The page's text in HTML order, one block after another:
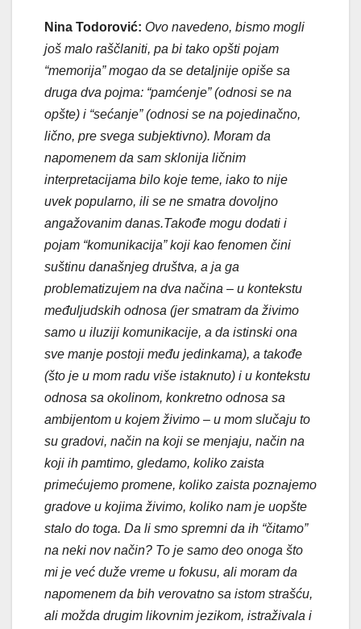
Nina Todorović: Ovo navedeno, bismo mogli
još malo raščlaniti, pa bi tako opšti pojam
“memorija” mogao da se detaljnije opiše sa
druga dva pojma: “pamćenje” (odnosi se na
opšte) i “sećanje” (odnosi se na pojedinačno,
lično, pre svega subjektivno). Moram da
napomenem da sam sklonija ličnim
interpretacijama bilo koje teme, iako to nije
uvek popularno, ili se ne smatra dovoljno
angažovanim danas.Takođe mogu dodati i
pojam “komunikacija” koji kao fenomen čini
suštinu današnjeg društva, a ja ga
problematizujem na dva načina – u kontekstu
međuljudskih odnosa (jer smatram da živimo
samo u iluziji komunikacije, a da istinski ona
sve manje postoji među jedinkama), a takođe
(što je u mom radu više istaknuto) i u kontekstu
odnosa sa okolinom, konkretno odnosa sa
ambijentom u kojem živimo – u mom slučaju to
su gradovi, način na koji se menjaju, način na
koji ih pamtimo, gledamo, koliko zaista
primećujemo promene, koliko zaista poznajemo
gradove u kojima živimo, koliko nam je uopšte
stalo do toga. Da li smo spremni da ih “čitamo”
na neki nov način? To je samo deo onoga što
mi je već duže vreme u fokusu, ali moram da
napomenem da bih verovatno sa istom strašću,
ali možda drugim likovnim jezikom, istraživala i